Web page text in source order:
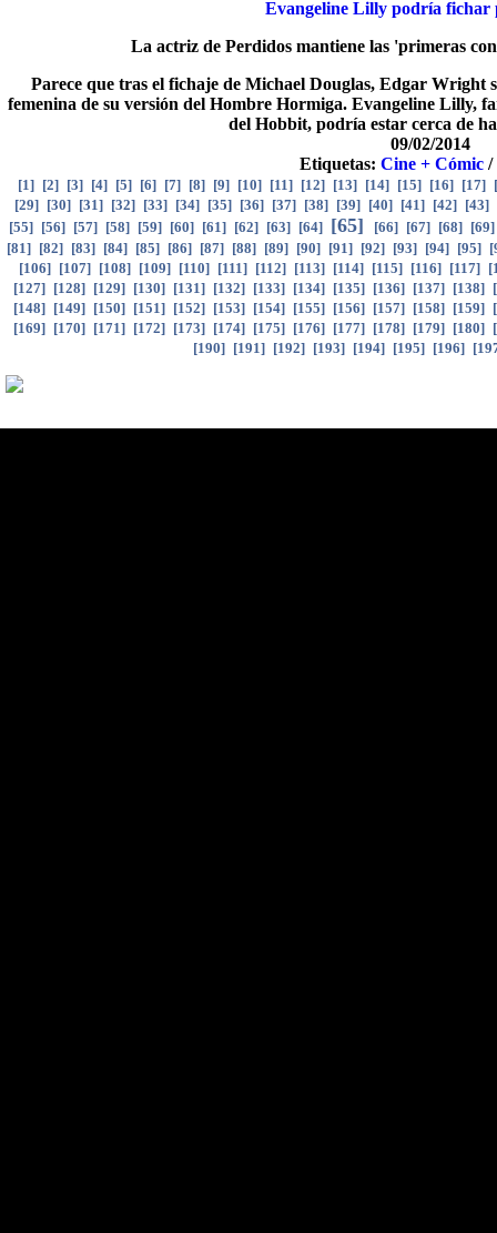
Evangeline Lilly podría
La actriz de Perdidos mantiene las 'primeras
Parece que tras el fichaje de Michael Douglas, Edgar Wright
femenina de su versión del Hombre Hormiga. Evangeline Lilly,
del Hobbit, podría estar cerca de
09/02/2014
Etiquetas:Cine + Cómic /
[1] [2] [3] [4] [5] [6] [7] [8] [9] [10] [11] [12] [13] [14] [15] [16] [17] [
[29] [30] [31] [32] [33] [34] [35] [36] [37] [38] [39] [40] [41] [42] [43]
[55] [56] [57] [58] [59] [60] [61] [62] [63] [64] [65] [66] [67] [68] [69]
[81] [82] [83] [84] [85] [86] [87] [88] [89] [90] [91] [92] [93] [94] [95] [
[106] [107] [108] [109] [110] [111] [112] [113] [114] [115] [116] [117] [
[127] [128] [129] [130] [131] [132] [133] [134] [135] [136] [137] [138] [
[148] [149] [150] [151] [152] [153] [154] [155] [156] [157] [158] [159] [
[169] [170] [171] [172] [173] [174] [175] [176] [177] [178] [179] [180] [
[190] [191] [192] [193] [194] [195] [196] [